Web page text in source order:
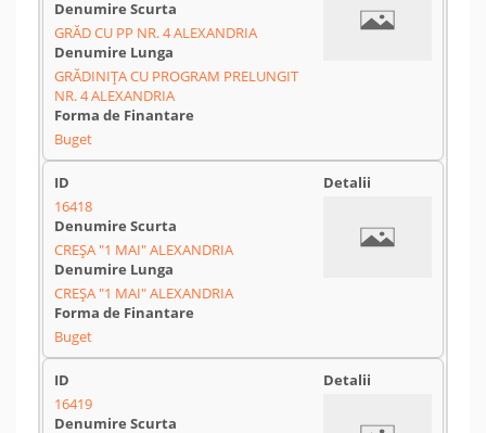
GRĂD CU PP NR. 4 ALEXANDRIA
GRĂDINIȚA CU PROGRAM PRELUNGIT
NR. 4 ALEXANDRIA
Buget
16418
CREȘA "1 MAI" ALEXANDRIA
CREȘA "1 MAI" ALEXANDRIA
Buget
16419